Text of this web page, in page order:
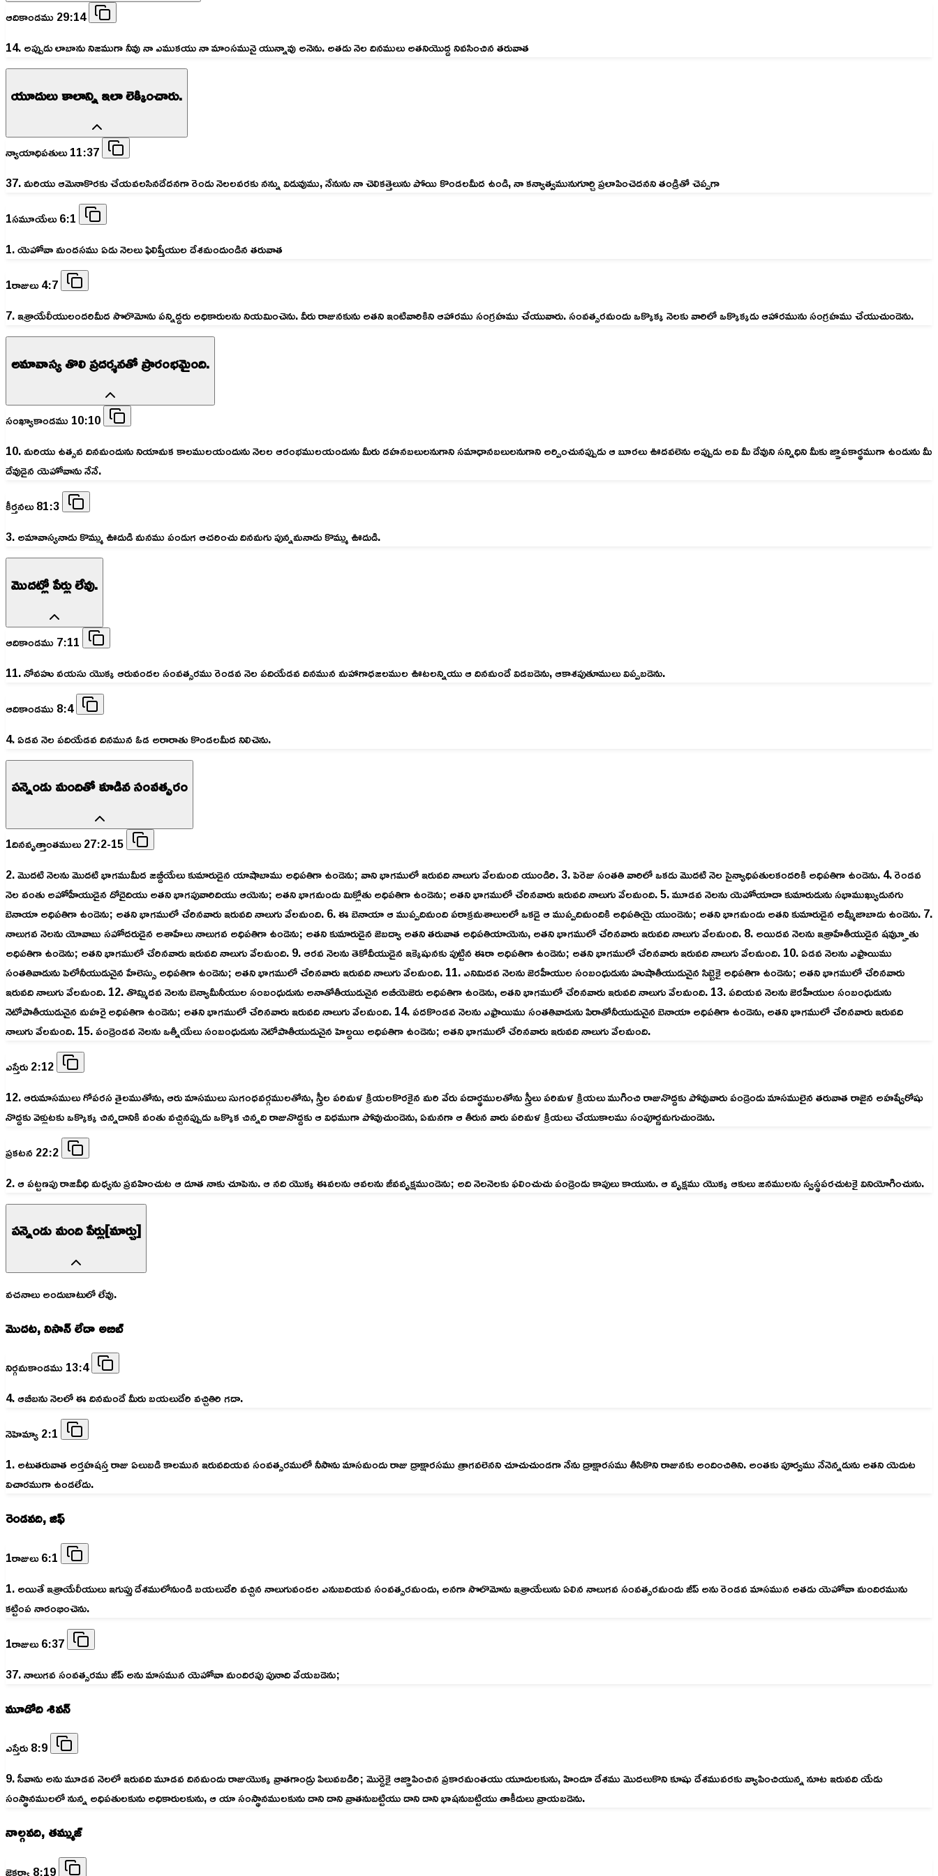
ఆదికాండము 29:14
14. అప్పుడు లాబాను నిజముగా నీవు నా ఎముకయు నా మాంసమునై యున్నావు అనెను. అతడు నెల దినములు అతనియొద్ద నివసించిన తరువాత
యూదులు కాలాన్ని ఇలా లెక్కించారు.
న్యాయాధిపతులు 11:37
37. మరియు ఆమెనాకొరకు చేయవలసినదేదనగా రెండు నెలలవరకు నన్ను విడువుము, నేనును నా చెలికత్తెలును పోయి కొండలమీద ఉండి, నా కన్యాత్వమునుగూర్చి ప్రలాపించెదనని తండ్రితో చెప్పగా
1సమూయేలు 6:1
1. యెహోవా మందసము ఏడు నెలలు ఫిలిష్తీయుల దేశమందుండిన తరువాత
1రాజులు 4:7
7. ఇశ్రాయేలీయులందరిమీద సొలొమోను పన్నిద్దరు అధికారులను నియమించెను. వీరు రాజునకును అతని ఇంటివారికిని ఆహారము సంగ్రహము చేయువారు. సంవత్సరమందు ఒక్కొక్క నెలకు వారిలో ఒక్కొక్కడు ఆహారమును సంగ్రహము చేయుచుండెను.
అమావాస్య తొలి ప్రదర్శనతో ప్రారంభమైంది.
సంఖ్యాకాండము 10:10
10. మరియు ఉత్సవ దినమందును నియామక కాలములయందును నెలల ఆరంభములయందును మీరు దహనబలులనుగాని సమాధానబలులనుగాని అర్పించునప్పుడు ఆ బూరలు ఊదవలెను అప్పుడు అవి మీ దేవుని సన్నిధిని మీకు జ్ఞాపకార్థముగా ఉండును మీ
దేవుడైన యెహోవాను నేనే.
కీర్తనలు 81:3
3. అమావాస్యనాడు కొమ్ము ఊదుడి మనము పండుగ ఆచరించు దినమగు పున్నమనాడు కొమ్ము ఊదుడి.
మొదట్లో పేర్లు లేవు.
ఆదికాండము 7:11
11. నోవహు వయసు యొక్క ఆరువందల సంవత్సరము రెండవ నెల పదియేడవ దినమున మహాగాధజలముల ఊటలన్నియు ఆ దినమందే విడబడెను, ఆకాశపుతూములు విప్పబడెను.
ఆదికాండము 8:4
4. ఏడవ నెల పదియేడవ దినమున ఓడ అరారాతు కొండలమీద నిలిచెను.
పన్నెండు మందితో కూడిన సంవత్సరం
1దినవృత్తాంతములు 27:2-15
2. మొదటి నెలను మొదటి భాగముమీద జబ్దీయేలు కుమారుడైన యాషాబాము అధిపతిగా ఉండెను; వాని భాగములో ఇరువది నాలుగు వేలమంది యుండిరి. 3. పెరెజు సంతతి వారిలో ఒకడు మొదటి నెల సైన్యాధిపతులకందరికి అధిపతిగా ఉండెను. 4. రెండవ
నెల వంతు అహోహీయుడైన దోదైదియు అతని భాగపువారిదియు ఆయెను; అతని భాగమందు మిక్లోతు అధిపతిగా ఉండెను; అతని భాగములో చేరినవారు ఇరువది నాలుగు వేలమంది. 5. మూడవ నెలను యెహోయాదా కుమారుడును సభాముఖ్యుడునగు
బెనాయా అధిపతిగా ఉండెను; అతని భాగములో చేరినవారు ఇరువది నాలుగు వేలమంది. 6. ఈ బెనాయా ఆ ముప్పదిమంది పరాక్రమశాలులలో ఒకడై ఆ ముప్పదిమందికి అధిపతియై యుండెను; అతని భాగమందు అతని కుమారుడైన అమ్మీజాబాదు ఉండెను. 7.
నాలుగవ నెలను యోవాబు సహోదరుడైన అశాహేలు నాలుగవ అధిపతిగా ఉండెను; అతని కుమారుడైన జెబద్యా అతని తరువాత అధిపతియాయెను, అతని భాగములో చేరినవారు ఇరువది నాలుగు వేలమంది. 8. అయిదవ నెలను ఇశ్రాహేతీయుడైన షవ్హుూతు
అధిపతిగా ఉండెను; అతని భాగములో చేరినవారు ఇరువది నాలుగు వేలమంది. 9. ఆరవ నెలను తెకోవీయుడైన ఇక్కెషునకు పుట్టిన ఈరా అధిపతిగా ఉండెను; అతని భాగములో చేరినవారు ఇరువది నాలుగు వేలమంది. 10. ఏడవ నెలను ఎఫ్రాయిము
సంతతివాడును పెలోనీయుడునైన హేలెస్సు అధిపతిగా ఉండెను; అతని భాగములో చేరినవారు ఇరువది నాలుగు వేలమంది. 11. ఎనిమిదవ నెలను జెరహీయుల సంబంధుడును హుషాతీయుడునైన సిబ్బెకై అధిపతిగా ఉండెను; అతని భాగములో చేరినవారు
ఇరువది నాలుగు వేలమంది. 12. తొమ్మిదవ నెలను బెన్యామీనీయుల సంబంధుడును అనాతోతీయుడునైన అబీయెజెరు అధిపతిగా ఉండెను, అతని భాగములో చేరినవారు ఇరువది నాలుగు వేలమంది. 13. పదియవ నెలను జెరహీయుల సంబంధుడును
నెటోపాతీయుడునైన మహరై అధిపతిగా ఉండెను; అతని భాగములో చేరినవారు ఇరువది నాలుగు వేలమంది. 14. పదకొండవ నెలను ఎఫ్రాయిము సంతతివాడును పిరాతోనీయుడునైన బెనాయా అధిపతిగా ఉండెను, అతని భాగములో చేరినవారు ఇరువది
నాలుగు వేలమంది. 15. పండ్రెండవ నెలను ఒత్నీయేలు సంబంధుడును నెటోపాతీయుడునైన హెల్దయి అధిపతిగా ఉండెను; అతని భాగములో చేరినవారు ఇరువది నాలుగు వేలమంది.
ఎస్తేరు 2:12
12. ఆరుమాసములు గోపరస తైలముతోను, ఆరు మాసములు సుగంధవర్గములతోను, స్త్రీల పరిమళ క్రియలకొరకైన మరి వేరు పదార్థములతోను స్త్రీలు పరిమళ క్రియలు ముగించి రాజునొద్దకు పోవువారు పండ్రెండు మాసములైన తరువాత రాజైన అహష్వేరోషు
నొద్దకు వెళ్లుటకు ఒక్కొక్క చిన్నదానికి వంతు వచ్చినప్పుడు ఒక్కొక చిన్నది రాజునొద్దకు ఆ విధముగా పోవుచుండెను, ఏమనగా ఆ తీరున వారు పరిమళ క్రియలు చేయుకాలము సంపూర్ణమగుచుండెను.
ప్రకటన 22:2
2. ఆ పట్టణపు రాజవీధి మధ్యను ప్రవహించుట ఆ దూత నాకు చూపెను. ఆ నది యొక్క ఈవలను ఆవలను జీవవృక్షముండెను; అది నెలనెలకు ఫలించుచు పండ్రెండు కాపులు కాయును. ఆ వృక్షము యొక్క ఆకులు జనములను స్వస్థపరచుటకై వినియోగించును.
పన్నెండు మంది పేర్లు[మార్చు]
వచనాలు అందుబాటులో లేవు.
మొదట, నిసాన్ లేదా అబిబ్
నిర్గమకాండము 13:4
4. ఆబీబను నెలలో ఈ దినమందే మీరు బయలుదేరి వచ్చితిరి గదా.
నెహెమ్యా 2:1
1. అటుతరువాత అర్తహషస్త రాజు ఏలుబడి కాలమున ఇరువదియవ సంవత్సరములో నీసాను మాసమందు రాజు ద్రాక్షారసము త్రాగవలెనని చూచుచుండగా నేను ద్రాక్షారసము తీసికొని రాజునకు అందించితిని. అంతకు పూర్వము నేనెన్నడును అతని యెదుట
విచారముగా ఉండలేదు.
రెండవది, జిఫ్
1రాజులు 6:1
1. అయితే ఇశ్రాయేలీయులు ఇగుప్తు దేశములోనుండి బయలుదేరి వచ్చిన నాలుగువందల ఎనుబదియవ సంవత్సరమందు, అనగా సొలొమోను ఇశ్రాయేలును ఏలిన నాలుగవ సంవత్సరమందు జీప్‌ అను రెండవ మాసమున అతడు యెహోవా మందిరమును
కట్టింప నారంభించెను.
1రాజులు 6:37
37. నాలుగవ సంవత్సరము జీప్‌ అను మాసమున యెహోవా మందిరపు పునాది వేయబడెను;
మూడోది శివన్
ఎస్తేరు 8:9
9. సీవాను అను మూడవ నెలలో ఇరువది మూడవ దినమందు రాజుయొక్క వ్రాతగాండ్రు పిలువబడిరి; మొర్దెకై ఆజ్ఞాపించిన ప్రకారమంతయు యూదులకును, హిందూ దేశము మొదలుకొని కూషు దేశమువరకు వ్యాపించియున్న నూట ఇరువది యేడు
సంస్థానములలో నున్న అధిపతులకును అధికారులకును, ఆ యా సంస్థానములకును దాని దాని వ్రాతనుబట్టియు దాని దాని భాషనుబట్టియు తాకీదులు వ్రాయబడెను.
నాల్గవది, తమ్ముజ్
జెకర్యా 8:19